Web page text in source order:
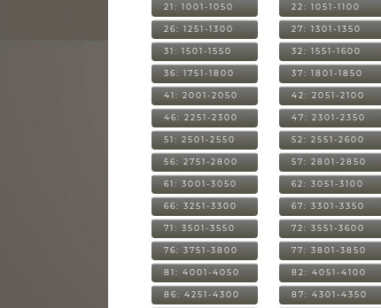
21: 1001-1050 22: 1051-1100
26: 1251-1300 27: 1301-1350
31: 1501-1550 32: 1551-1600
36: 1751-1800 37: 1801-1850
41: 2001-2050 42: 2051-2100
46: 2251-2300 47: 2301-2350
51: 2501-2550 52: 2551-2600
56: 2751-2800 57: 2801-2850
61: 3001-3050 62: 3051-3100
66: 3251-3300 67: 3301-3350
71: 3501-3550 72: 3551-3600
76: 3751-3800 77: 3801-3850
81: 4001-4050 82: 4051-4100
86: 4251-4300 87: 4301-4350